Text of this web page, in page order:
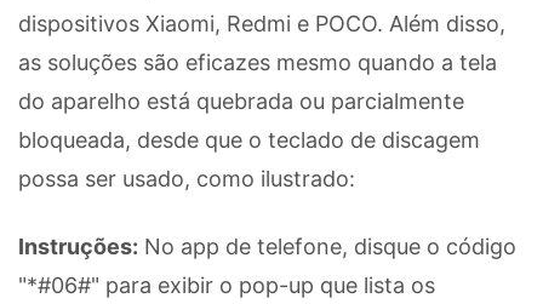
dispositivos Xiaomi, Redmi e POCO. Além disso,
as soluções são eficazes mesmo quando a tela
do aparelho está quebrada ou parcialmente
bloqueada, desde que o teclado de discagem
possa ser usado, como ilustrado:
Instruções: No app de telefone, disque o código
"*#06#" para exibir o pop-up que lista os